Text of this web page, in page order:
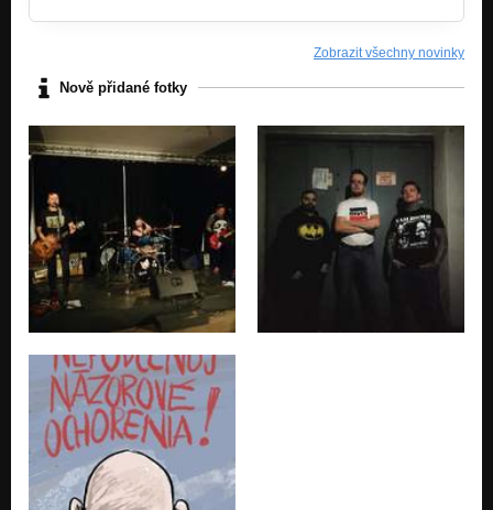
JA
10. Križovatka
JA
11. Slnečnica
JA
Zobrazit všechny novinky
Nově přidané fotky